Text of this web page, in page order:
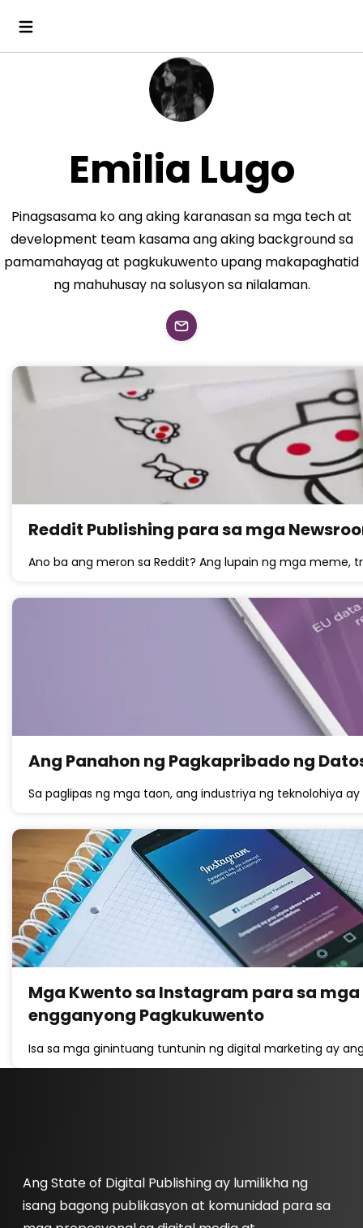
Emilia Lugo
Pinagsasama ko ang aking karanasan sa mga tech at
development team kasama ang aking background sa
pamamahayag at pagkukuwento upang makapaghatid
ng mahuhusay na solusyon sa nilalaman.
Reddit Publishing para sa mga
Ano ba ang meron sa Reddit? Ang lupain ng mga meme,
Ang Panahon ng Pagkapribado ng
Sa paglipas ng mga taon, ang industriya ng teknolohiya
Mga Kwento sa Instagram para sa
engganyong Pagkukuwento
Isa sa mga ginintuang tuntunin ng digital marketing ay
Ang State of Digital Publishing ay lumilikha ng
isang bagong publikasyon at komunidad para sa